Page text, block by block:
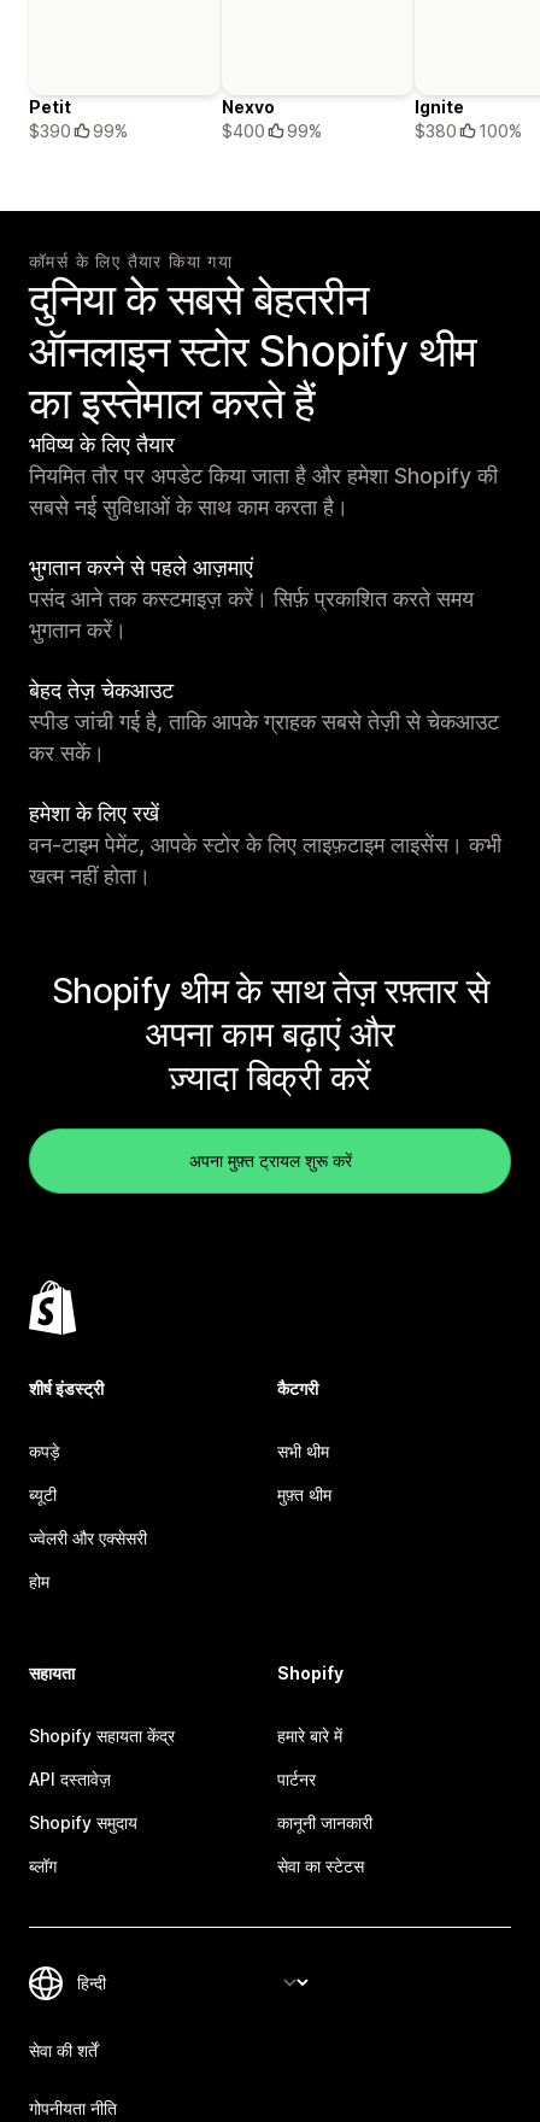
Petit
$390
99%
Nexvo
$400
99%
Ignite
$380
100%
कॉमर्स के लिए तैयार किया गया
दुनिया के सबसे बेहतरीन
ऑनलाइन स्टोर Shopify थीम
का इस्तेमाल करते हैं
भविष्य के लिए तैयार
नियमित तौर पर अपडेट किया जाता है और हमेशा Shopify की
सबसे नई सुविधाओं के साथ काम करता है।
भुगतान करने से पहले आज़माएं
पसंद आने तक कस्टमाइज़ करें। सिर्फ़ प्रकाशित करते समय
भुगतान करें।
बेहद तेज़ चेकआउट
स्पीड जांची गई है, ताकि आपके ग्राहक सबसे तेज़ी से चेकआउट
कर सकें।
हमेशा के लिए रखें
वन-टाइम पेमेंट, आपके स्टोर के लिए लाइफ़टाइम लाइसेंस। कभी
खत्म नहीं होता।
Shopify थीम के साथ तेज़ रफ़्तार से
अपना काम बढ़ाएं और
ज़्यादा बिक्री करें
अपना मुफ़्त ट्रायल शुरू करें
शीर्ष इंडस्ट्री
कपड़े
ब्यूटी
ज्वेलरी और एक्सेसरी
होम
कैटगरी
सभी थीम
मुफ़्त थीम
सहायता
Shopify सहायता केंद्र
API दस्तावेज़
Shopify समुदाय
ब्लॉग
Shopify
हमारे बारे में
पार्टनर
कानूनी जानकारी
सेवा का स्टेटस
सेवा की शर्तें
गोपनीयता नीति